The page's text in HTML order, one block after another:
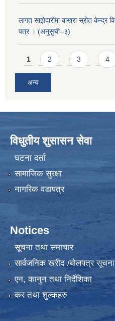
लागत साझेदारीमा बाख्रा स्रोत केन्द्र
पत्र । (अनुसुची–३)
Pages
1 2 3 4
अन्य
विधुतीय शुसासन सेवा
घटना दर्ता
सामाजिक सुरक्षा
नागरिक वडापत्र
Notices
सूचना तथा समाचार
सार्वजनिक खरीद /बोलपत्र सूचना
एन, कानुन तथा निर्देशिका
कर तथा शुल्कहरु